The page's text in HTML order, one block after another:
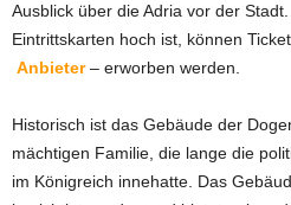
Ausblick über die Adria vor der
Eintrittskarten hoch ist, können
Anbieter – erworben werden.
Historisch ist das Gebäude der
mächtigen Familie, die lange die
im Königreich innehatte. Das